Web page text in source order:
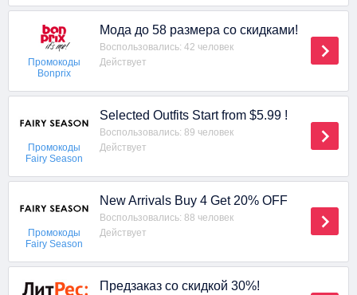
Промокоды
Bonprix
Мода до 58 размера со скидками!
Воспользовались: 42 человек
Действует
Промокоды
Fairy Season
Selected Outfits Start from $5.99 !
Воспользовались: 89 человек
Действует
Промокоды
Fairy Season
New Arrivals Buy 4 Get 20% OFF
Воспользовались: 88 человек
Действует
Предзаказ со скидкой 30%!